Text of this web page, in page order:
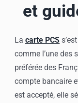
et
La carte PCS
comme l’une des
préférée des
compte bancaire
est accepté, elle